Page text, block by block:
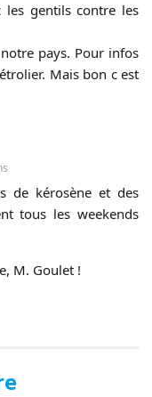
les gentils contre les
pays. Pour infos
Mais bon c est
de kérosène et des
tous les weekends
M. Goulet !